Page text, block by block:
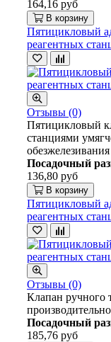
164,16 руб
В корзину
Пятицикловый
реагентных
Отзывы (0)
Пятицикловый
станциями
Посадочный
136,80 руб
В корзину
Пятицикловый
реагентных
Отзывы (0)
Клапан ручного
Посадочный
185,76 руб